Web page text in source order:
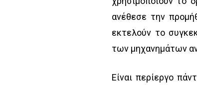
ανέθεσε την
εκτελούν το
των μηχανημάτων
Είναι περίεργο